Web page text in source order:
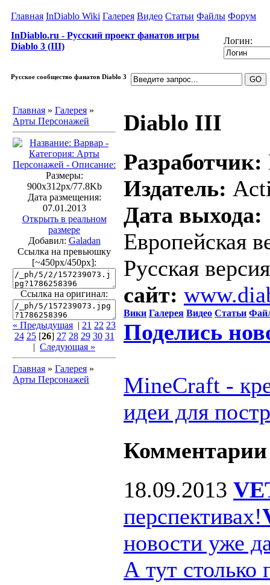
Главная InDiablo Wiki Галерея Видео Статьи Файлы Форум
InDiablo.ru - Русский проект фанатов игры
Diablo 3 (III)
Логин:
Русское сообщество фанатов Diablo 3
Главная » Галерея »
Арты Персонажей
Размеры:
900x312px/77.8Kb
Дата размещения:
07.01.2013
Открыть в реальном
размере
Добавил: Galadan
Ссылка на превьюшку
[~450px/450px]:
Ссылка на оригинал:
« Предыдущая | 21 22 23
24 25[26] 27 28 29 30 31
| Следующая »
Главная » Галерея »
Арты Персонажей
Diablo III
Разработчик:
Издатель:
Дата выхода:
Европейская
Русская
сайт:
Вики Галерея Видео Статьи
Поделись
MineCraft -
идеи для
Комментарии
18.09.2013
перспективах!
новости уже
А тут